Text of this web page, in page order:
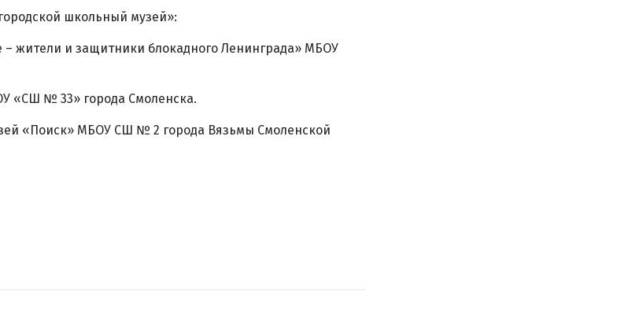
школьный музей»:
жители и защитники блокадного Ленинграда» МБОУ
«СШ № 33» города Смоленска.
«Поиск» МБОУ СШ № 2 города Вязьмы Смоленской